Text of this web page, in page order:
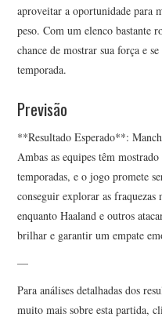
aproveitar a oportunidade para
peso. Com um elenco bastante
chance de mostrar sua força e
temporada.
Previsão
**Resultado Esperado**:
Ambas as equipes têm
temporadas, e o jogo promete
conseguir explorar as fraquezas
enquanto Haaland e outros
brilhar e garantir um empate
—
Para análises detalhadas dos
muito mais sobre esta partida,